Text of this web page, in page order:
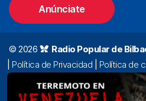
Anúnciate
© 2026 Radio Popular de
Política de Privacidad Política de
Alda. Mazarredo, 47 – 7º 48009